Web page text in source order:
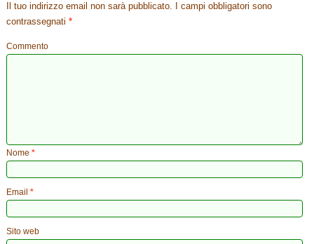
Il tuo indirizzo email non sarà pubblicato. I campi obbligatori sono
contrassegnati*
Commento
Nome*
Email*
Sito web